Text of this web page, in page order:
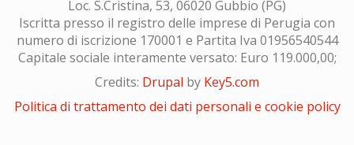
Loc. S.Cristina, 53, 06020 Gubbio (PG)
Iscritta presso il registro delle imprese di Perugia con
numero di iscrizione 170001 e Partita Iva 01956540544
Capitale sociale interamente versato: Euro 119.000,00;
Credits: Drupal by Key5.com
Politica di trattamento dei dati personali e cookie policy